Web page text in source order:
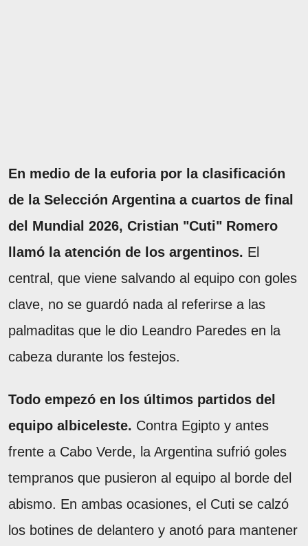
En medio de la euforia por la clasificación
de la Selección Argentina a cuartos de final
del Mundial 2026, Cristian "Cuti" Romero
llamó la atención de los argentinos. El
central, que viene salvando al equipo con goles
clave, no se guardó nada al referirse a las
palmaditas que le dio Leandro Paredes en la
cabeza durante los festejos.
Todo empezó en los últimos partidos del
equipo albiceleste. Contra Egipto y antes
frente a Cabo Verde, la Argentina sufrió goles
tempranos que pusieron al equipo al borde del
abismo. En ambas ocasiones, el Cuti se calzó
los botines de delantero y anotó para mantener